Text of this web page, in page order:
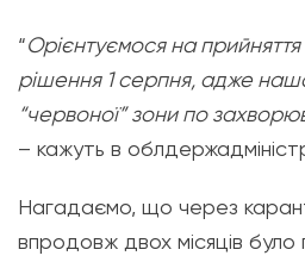
“Орієнтуємося на
рішення 1 серпня, адже
“червоної” зони по
– кажуть в
Нагадаємо, що через
впродовж двох місяців було